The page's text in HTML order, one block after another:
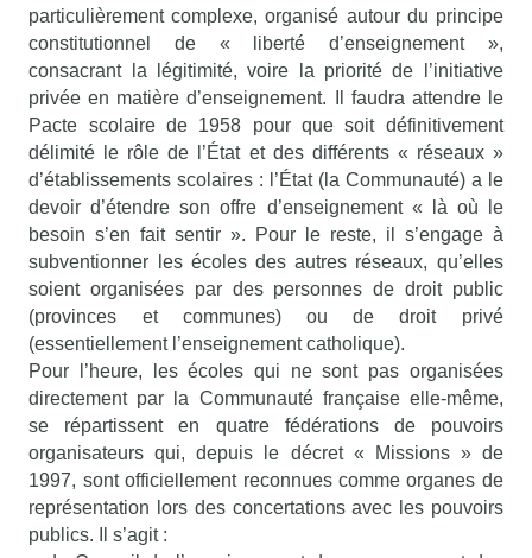
particulièrement complexe, organisé autour du principe
constitutionnel de « liberté d’enseignement »,
consacrant la légitimité, voire la priorité de l’initiative
privée en matière d’enseignement. Il faudra attendre le
Pacte scolaire de 1958 pour que soit définitivement
délimité le rôle de l’État et des différents « réseaux »
d’établissements scolaires : l’État (la Communauté) a le
devoir d’étendre son offre d’enseignement « là où le
besoin s’en fait sentir ». Pour le reste, il s’engage à
subventionner les écoles des autres réseaux, qu’elles
soient organisées par des personnes de droit public
(provinces et communes) ou de droit privé
(essentiellement l’enseignement catholique).
Pour l’heure, les écoles qui ne sont pas organisées
directement par la Communauté française elle-même,
se répartissent en quatre fédérations de pouvoirs
organisateurs qui, depuis le décret « Missions » de
1997, sont officiellement reconnues comme organes de
représentation lors des concertations avec les pouvoirs
publics. Il s’agit :